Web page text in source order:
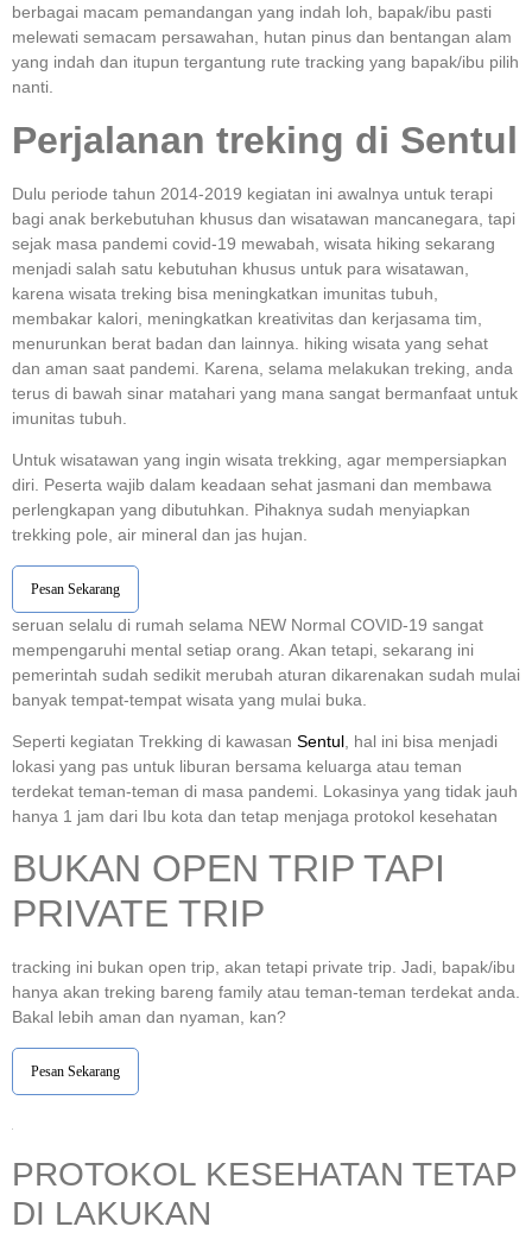
berbagai macam pemandangan yang indah loh, bapak/ibu pasti
melewati semacam persawahan, hutan pinus dan bentangan alam
yang indah dan itupun tergantung rute tracking yang bapak/ibu pilih
nanti.
Perjalanan treking di Sentul
Dulu periode tahun 2014-2019 kegiatan ini awalnya untuk terapi
bagi anak berkebutuhan khusus dan wisatawan mancanegara, tapi
sejak masa pandemi covid-19 mewabah, wisata hiking sekarang
menjadi salah satu kebutuhan khusus untuk para wisatawan,
karena wisata treking bisa meningkatkan imunitas tubuh,
membakar kalori, meningkatkan kreativitas dan kerjasama tim,
menurunkan berat badan dan lainnya. hiking wisata yang sehat
dan aman saat pandemi. Karena, selama melakukan treking, anda
terus di bawah sinar matahari yang mana sangat bermanfaat untuk
imunitas tubuh.
Untuk wisatawan yang ingin wisata trekking, agar mempersiapkan
diri. Peserta wajib dalam keadaan sehat jasmani dan membawa
perlengkapan yang dibutuhkan. Pihaknya sudah menyiapkan
trekking pole, air mineral dan jas hujan.
Pesan Sekarang
seruan selalu di rumah selama NEW Normal COVID-19 sangat
mempengaruhi mental setiap orang. Akan tetapi, sekarang ini
pemerintah sudah sedikit merubah aturan dikarenakan sudah mulai
banyak tempat-tempat wisata yang mulai buka.
Seperti kegiatan Trekking di kawasan Sentul , hal ini bisa menjadi
lokasi yang pas untuk liburan bersama keluarga atau teman
terdekat teman-teman di masa pandemi. Lokasinya yang tidak jauh
hanya 1 jam dari Ibu kota dan tetap menjaga protokol kesehatan
BUKAN OPEN TRIP TAPI
PRIVATE TRIP
tracking ini bukan open trip, akan tetapi private trip. Jadi, bapak/ibu
hanya akan treking bareng family atau teman-teman terdekat anda.
Bakal lebih aman dan nyaman, kan?
Pesan Sekarang
PROTOKOL KESEHATAN TETAP
DI LAKUKAN